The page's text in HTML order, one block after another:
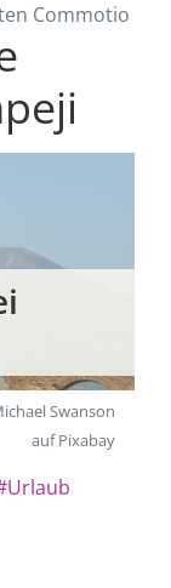
Commotio
Swanson
auf Pixabay